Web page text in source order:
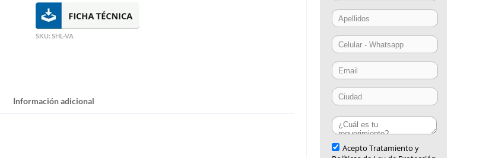
SKU: SHL-VA
Información adicional